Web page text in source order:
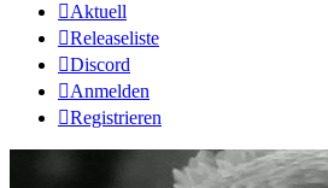
Aktuell
Releaseliste
Discord
Anmelden
Registrieren